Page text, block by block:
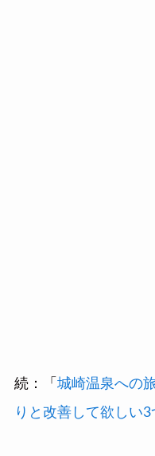
続：「 城崎温泉への
りと改善して欲しい3